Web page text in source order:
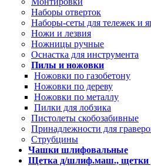
Наборы отверток
Наборы-сеты для тележек и
Ножи и лезвия
Ножницы ручные
Оснастка для инструмента
Пилы и ножовки
Ножовки по газобетону
Ножовки по дереву
Ножовки по металлу
Пилки для лобзика
Пистолеты скобозабивные
Принадлежности для
Струбцины
Чашки шлифовальные
Щетка д/шлиф.маш., щетки